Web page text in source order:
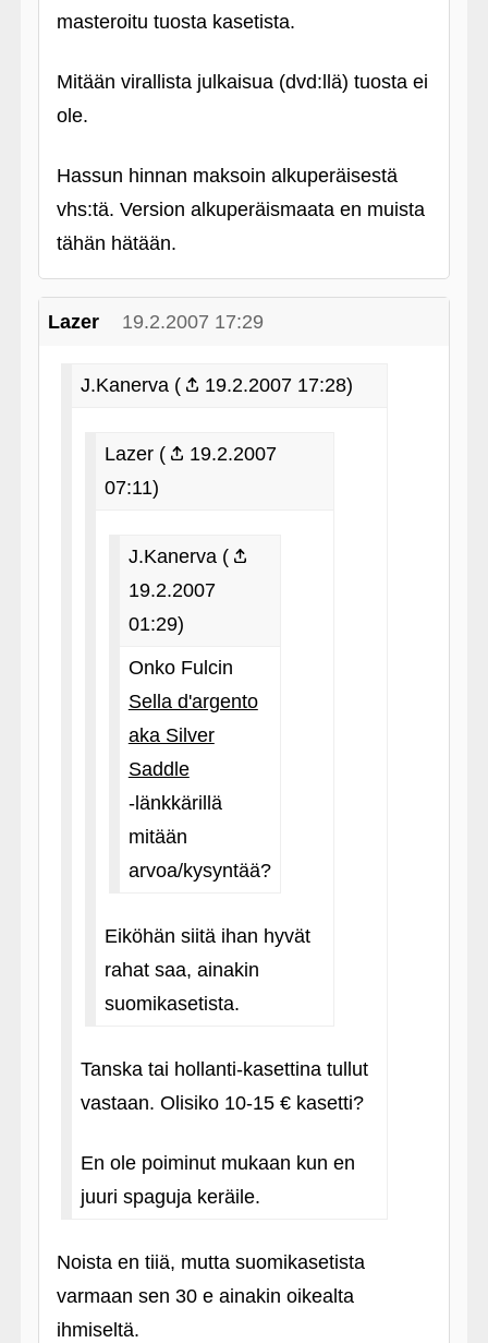
masteroitu tuosta kasetista.
Mitään virallista julkaisua (dvd:llä) tuosta ei
ole.
Hassun hinnan maksoin alkuperäisestä
vhs:tä. Version alkuperäismaata en muista
tähän hätään.
Lazer 19.2.2007 17:29
J.Kanerva ( 19.2.2007 17:28)
Lazer (
19.2.2007
07:11)
J.Kanerva (
19.2.2007
01:29)
Onko Fulcin
Sella d'argento
aka Silver
Saddle
‑länkkärillä
mitään
arvoa/kysyntää?
Eiköhän siitä ihan hyvät
rahat saa, ainakin
suomikasetista.
Tanska tai hollanti-kasettina tullut
vastaan. Olisiko 10-15 € kasetti?
En ole poiminut mukaan kun en
juuri spaguja keräile.
Noista en tiiä, mutta suomikasetista
varmaan sen 30 e ainakin oikealta
ihmiseltä.